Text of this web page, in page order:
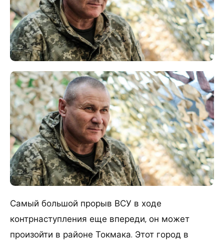
Самый большой прорыв ВСУ в ходе
контрнаступления еще впереди, он может
произойти в районе Токмака. Этот город в